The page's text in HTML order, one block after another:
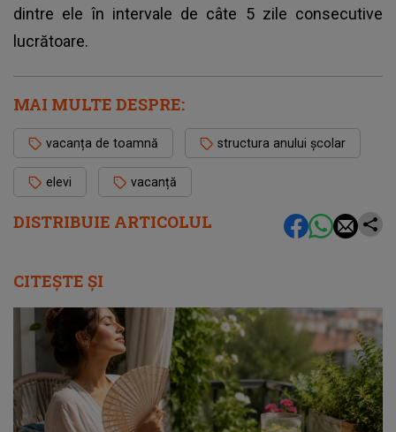
DISTRIBUIE ARTICOLUL
dintre ele în intervale de câte 5 zile consecutive
lucrătoare.
MAI MULTE DESPRE:
vacanța de toamnă structura anului școlar
elevi vacanță
CITEȘTE ȘI